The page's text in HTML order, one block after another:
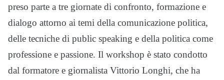
preso parte a tre giornate di confronto, formazione e
dialogo attorno ai temi della comunicazione politica,
delle tecniche di public speaking e della politica come
professione e passione. Il workshop è stato condotto
dal formatore e giornalista Vittorio Longhi, che ha